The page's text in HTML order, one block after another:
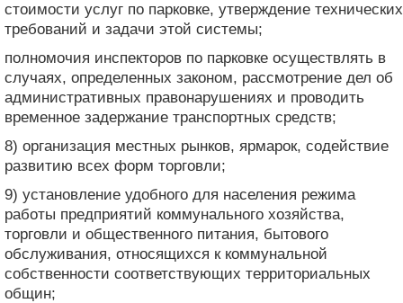
стоимости услуг по парковке, утверждение технических
требований и задачи этой системы;
полномочия инспекторов по парковке осуществлять в
случаях, определенных законом, рассмотрение дел об
административных правонарушениях и проводить
временное задержание транспортных средств;
8) организация местных рынков, ярмарок, содействие
развитию всех форм торговли;
9) установление удобного для населения режима
работы предприятий коммунального хозяйства,
торговли и общественного питания, бытового
обслуживания, относящихся к коммунальной
собственности соответствующих территориальных
общин;